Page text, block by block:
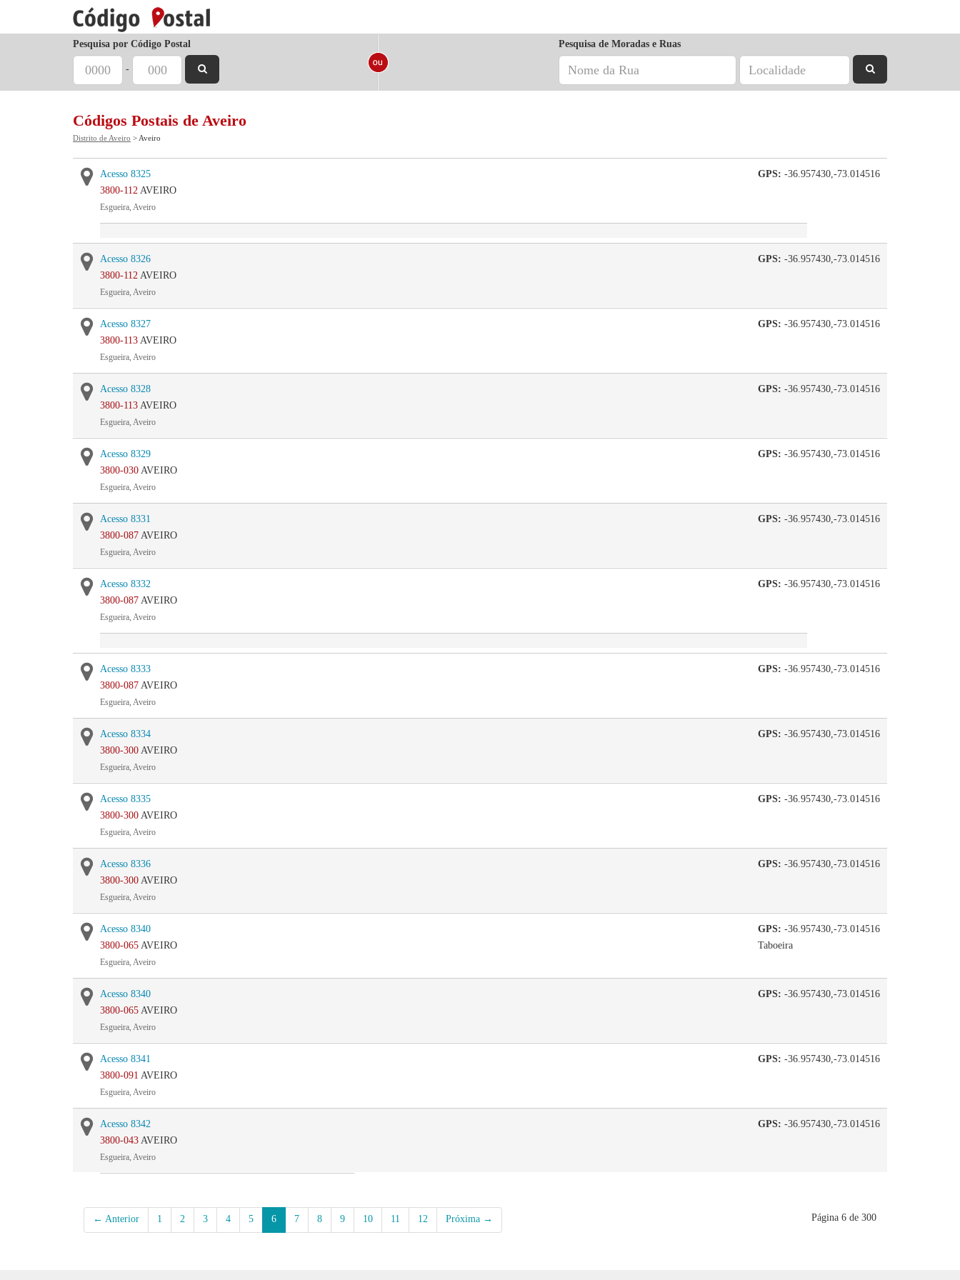
Pesquisa por Código Postal
-
Pesquisa de Moradas e Ruas
Códigos Postais de Aveiro
Distrito de Aveiro > Aveiro
GPS: -36.957430,-73.014516
Acesso 8325
3800-112 AVEIRO
Esgueira, Aveiro
GPS: -36.957430,-73.014516
Acesso 8326
3800-112 AVEIRO
Esgueira, Aveiro
GPS: -36.957430,-73.014516
Acesso 8327
3800-113 AVEIRO
Esgueira, Aveiro
GPS: -36.957430,-73.014516
Acesso 8328
3800-113 AVEIRO
Esgueira, Aveiro
GPS: -36.957430,-73.014516
Acesso 8329
3800-030 AVEIRO
Esgueira, Aveiro
GPS: -36.957430,-73.014516
Acesso 8331
3800-087 AVEIRO
Esgueira, Aveiro
GPS: -36.957430,-73.014516
Acesso 8332
3800-087 AVEIRO
Esgueira, Aveiro
GPS: -36.957430,-73.014516
Acesso 8333
3800-087 AVEIRO
Esgueira, Aveiro
GPS: -36.957430,-73.014516
Acesso 8334
3800-300 AVEIRO
Esgueira, Aveiro
GPS: -36.957430,-73.014516
Acesso 8335
3800-300 AVEIRO
Esgueira, Aveiro
GPS: -36.957430,-73.014516
Acesso 8336
3800-300 AVEIRO
Esgueira, Aveiro
GPS: -36.957430,-73.014516
Taboeira
Acesso 8340
3800-065 AVEIRO
Esgueira, Aveiro
GPS: -36.957430,-73.014516
Acesso 8340
3800-065 AVEIRO
Esgueira, Aveiro
GPS: -36.957430,-73.014516
Acesso 8341
3800-091 AVEIRO
Esgueira, Aveiro
GPS: -36.957430,-73.014516
Acesso 8342
3800-043 AVEIRO
Esgueira, Aveiro
← Anterior 1 2 3 4 5 6 7 8 9 10 11 12 Próxima → Página 6 de 300